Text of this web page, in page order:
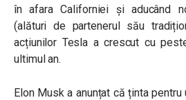
în afara Californiei și aducând
(alături de partenerul său
acțiunilor Tesla a crescut cu
ultimul an.
Elon Musk a anunțat că ținta